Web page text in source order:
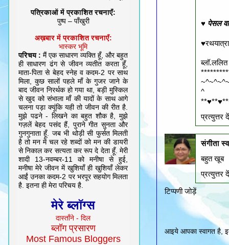
♥ पेसल
ब्लॉ.ललित
^
प्रत्‍युत्तर दें
संगीता
बहुत खूब
प्रत्‍युत्तर दें
टिप्पणी जोड़ें
आइये आपका स्वागत है,
पत्रिकाओं में प्रकाशित रचनाएँ:
पुष्प – पाँखुरी
अख़बार में प्रकाशित रचनाएँ:
भास्कर भूमि
परिचय : मैं एक साधारण व्यक्ति हूँ, और बहुत
ही साधारण ढंग से जीवन व्यतीत करता हूँ,
माता-पिता से बेहद स्नेह व कदम-2 पर साथ
मिला, कुछ सालों पहले माँ के गुजर जाने के
बाद जीवन निरर्थक हो गया था, बड़ी मुस्किल
से खुद को संभाला माँ की यादों के साथ आगे
चलना पड़ा क्यूंकि यही तो जीवन की रीत है.
मुझे पढने - लिखने का बहुत शौक है, मुझे
गज़लें बेहद पसंद हैं, पुराने गीत सुनता और
गुनगुनाता हूँ. जब भी थोड़ी सी फुर्सत मिलती
है तो मन में चल रहे शब्दों को मन की डायरी
से निकाल कर सत्यता कर रूप दे देता हूँ. मेरी
शादी 13-नवम्बर-11 को मनीषा से हुई,
मनीषा मेरे जीवन में खुशियाँ ही खुशियाँ लेकर
आईं उनका कदम-2 पर भरपूर सहयोग मिलता
है. इतना ही मेरा परिचय है.
मेरे ब्लॉग्स
दास्ताँने - दिल
ब्लॉग प्रसारण
Most Famous Bloggers